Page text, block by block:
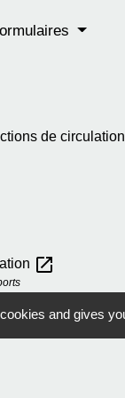
de
open_in_new
réseau routier à
and gives